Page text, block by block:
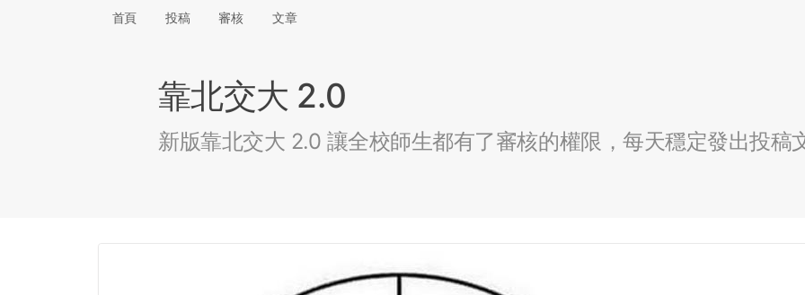
首頁 投稿 審核 文章
靠北交大 2.0
新版靠北交大 2.0 讓全校師生都有了審核的權限，每天穩定發出投稿